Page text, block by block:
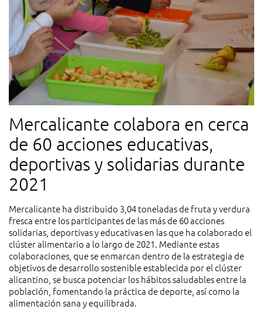
Mercalicante colabora en cerca
de 60 acciones educativas,
deportivas y solidarias durante
2021
Mercalicante ha distribuido 3,04 toneladas de fruta y verdura
fresca entre los participantes de las más de 60 acciones
solidarias, deportivas y educativas en las que ha colaborado el
clúster alimentario a lo largo de 2021. Mediante estas
colaboraciones, que se enmarcan dentro de la estrategia de
objetivos de desarrollo sostenible establecida por el clúster
alicantino, se busca potenciar los hábitos saludables entre la
población, fomentando la práctica de deporte, así como la
alimentación sana y equilibrada.